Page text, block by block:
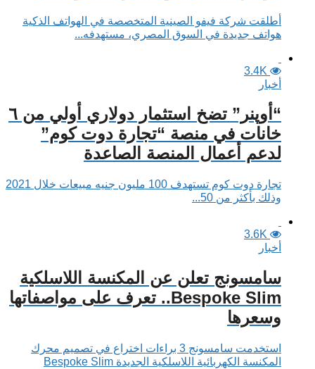
أطلقت شركة فيفو الصينية المتخصصة في الهواتف الذكية
هواتف جديدة في السوق المصري، مستهدفه...
3.4K
أخبار
“أوپنر” تضخ استثمار دولاري أولي من ٦
خانات في منصة “تجارة دوت كوم”
لدعم أعمال المنصة الصاعدة
تجارة دوت كوم تستهدف 100 مليون جنيه مبيعات خلال 2021
وذلك بأكثر من 50...
3.6K
أخبار
سامسونج تعلن عن المكنسة اللاسلكية
Bespoke Slim.. تعرف على مواصفاتها
وسعرها
استخدمت سامسونج 3 براءات اختراع في تصميم محرك
المكنسة الكهربائية اللاسلكية الجديدة Bespoke Slim